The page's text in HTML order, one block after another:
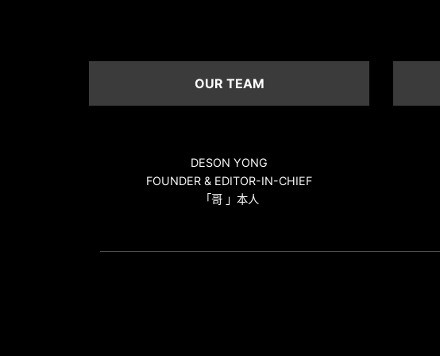
OUR TEAM
DESON YONG
FOUNDER & EDITOR-IN-CHIEF
「哥 」本人